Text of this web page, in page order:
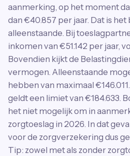
aanmerking, op het moment
dan €40.857 per jaar. Dat is
alleenstaande. Bij
inkomen van €51.142 per jaar,
Bovendien kijkt de
vermogen. Alleenstaande
hebben van maximaal
geldt een limiet van €184.633.
het niet mogelijk om in
zorgtoeslag in 2026. In dat
voor de zorgverzekering dus
Tip: zowel met als zonder